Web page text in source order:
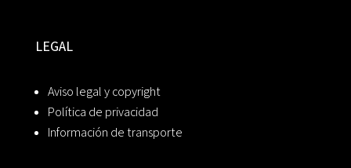
LEGAL
Aviso legal y copyright
Política de privacidad
Información de transporte